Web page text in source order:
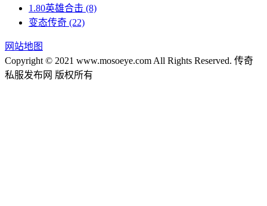
1.80英雄合击 (8)
变态传奇 (22)
网站地图
Copyright © 2021 www.mosoeye.com All Rights Reserved. 传奇
私服发布网 版权所有